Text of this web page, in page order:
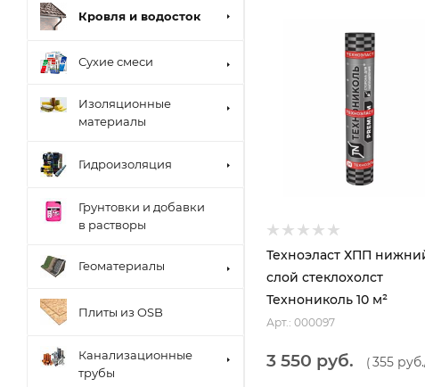
Техноэласт ХПП
слой стеклохолст
Технониколь 10 м²
Арт.: 000097
3 550 руб. (355 руб.
Кровля и водосток
Сухие смеси
Изоляционные
материалы
Гидроизоляция
Грунтовки и добавки
в растворы
Геоматериалы
Плиты из OSB
Канализационные
трубы